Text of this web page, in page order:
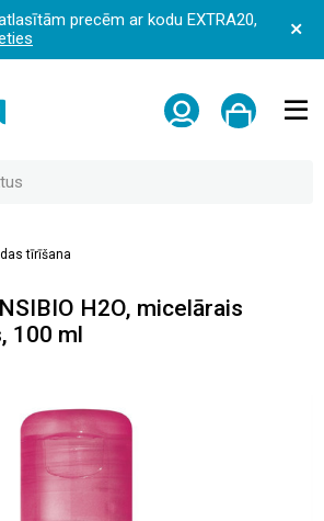
precēm ar kodu EXTRA20,
tīrīšana
H2O, micelārais
100 ml